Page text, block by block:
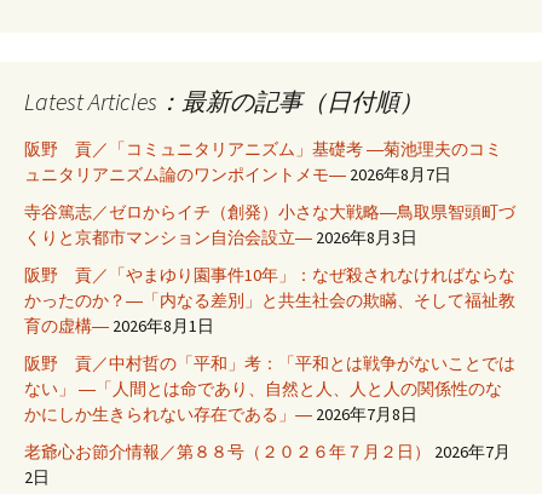
Latest Articles：最新の記事（日付順）
阪野 貢／「コミュニタリアニズム」基礎考 ―菊池理夫のコミ
ュニタリアニズム論のワンポイントメモ― 2026年8月7日
寺谷篤志／ゼロからイチ（創発）小さな大戦略―鳥取県智頭町づ
くりと京都市マンション自治会設立― 2026年8月3日
阪野 貢／「やまゆり園事件10年」：なぜ殺されなければならな
かったのか？―「内なる差別」と共生社会の欺瞞、そして福祉教
育の虚構― 2026年8月1日
阪野 貢／中村哲の「平和」考：「平和とは戦争がないことでは
ない」 ―「人間とは命であり、自然と人、人と人の関係性のな
かにしか生きられない存在である」― 2026年7月8日
老爺心お節介情報／第８８号（２０２６年７月２日）
2026年7月
2日